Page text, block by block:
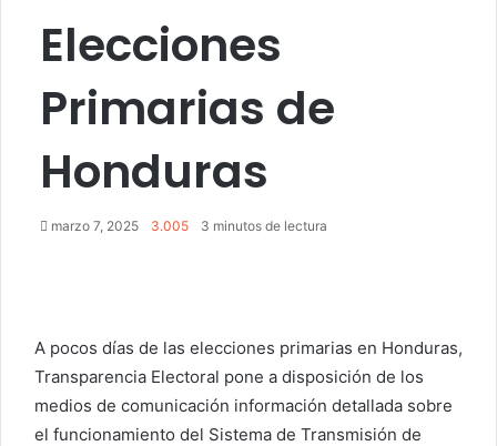
Elecciones
Primarias de
Honduras
marzo 7, 2025 3.005 3 minutos de lectura
A pocos días de las elecciones primarias en Honduras,
Transparencia Electoral pone a disposición de los
medios de comunicación información detallada sobre
el funcionamiento del Sistema de Transmisión de